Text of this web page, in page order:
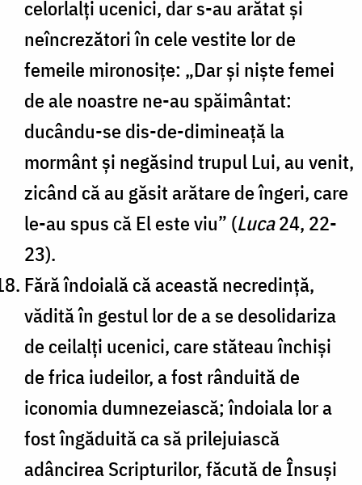
celorlalți ucenici, dar s-au arătat și
neîncrezători în cele vestite lor de
femeile mironosițe: „Dar și niște femei
de ale noastre ne-au spăimântat:
ducându-se dis-de-dimineață la
mormânt și negăsind trupul Lui, au venit,
zicând că au găsit arătare de îngeri, care
le-au spus că El este viu” (Luca24, 22-
23).
Fără îndoială că această necredință,
vădită în gestul lor de a se desolidariza
de ceilalți ucenici, care stăteau închiși
de frica iudeilor, a fost rânduită de
iconomia dumnezeiască; îndoiala lor a
fost îngăduită ca să prilejuiască
adâncirea Scripturilor, făcută de Însuși